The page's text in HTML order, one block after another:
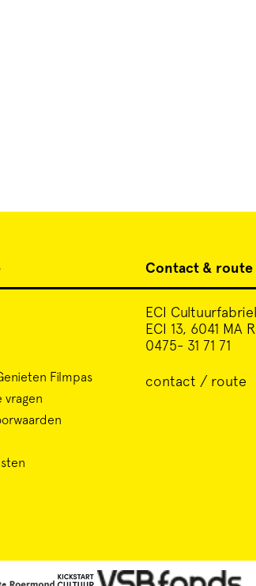
Filmpas
vragen
Contact & route
ECI
ECI 13, 6041 MA
0475- 31 71 71
contact / route